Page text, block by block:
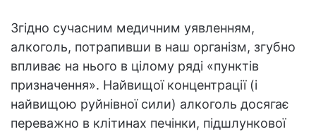
Згідно сучасним медичним уявленням,
алкоголь, потрапивши в наш організм, згубно
впливає на нього в цілому ряді «пунктів
призначення». Найвищої концентрації (і
найвищою руйнівної сили) алкоголь досягає
переважно в клітинах печінки, підшлункової